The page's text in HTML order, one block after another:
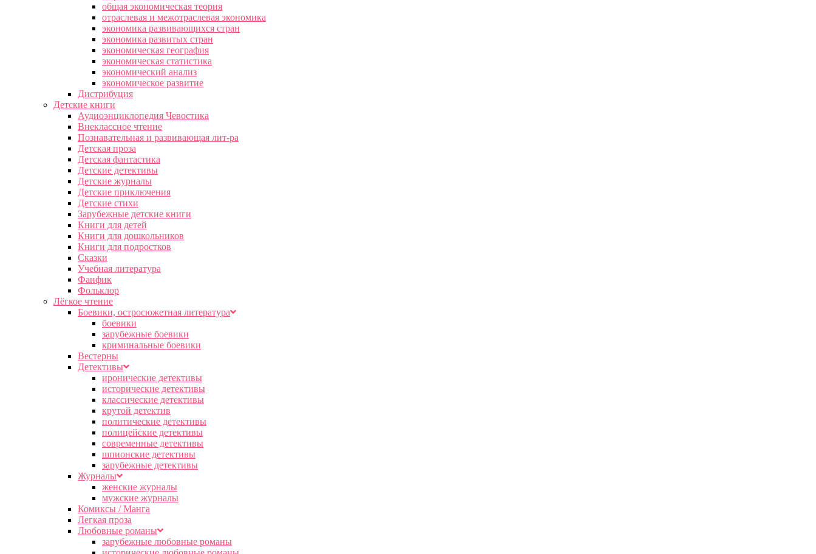
общая экономическая теория
отраслевая и межотраслевая экономика
экономика развивающихся стран
экономика развитых стран
экономическая география
экономическая статистика
экономический анализ
экономическое развитие
Дистрибуция
Детские книги
Аудиоэнциклопедия Чевостика
Внеклассное чтение
Познавательная и развивающая лит-ра
Детская проза
Детская фантастика
Детские детективы
Детские журналы
Детские приключения
Детские стихи
Зарубежные детские книги
Книги для детей
Книги для дошкольников
Книги для подростков
Сказки
Учебная литература
Фанфик
Фольклор
Лёгкое чтение
Боевики, остросюжетная литература
боевики
зарубежные боевики
криминальные боевики
Вестерны
Детективы
иронические детективы
исторические детективы
классические детективы
крутой детектив
политические детективы
полицейские детективы
современные детективы
шпионские детективы
зарубежные детективы
Журналы
женские журналы
мужские журналы
Комиксы / Манга
Легкая проза
Любовные романы
зарубежные любовные романы